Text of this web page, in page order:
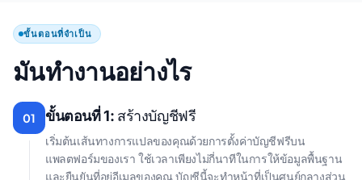
ขั้นตอนที่จำเป็น
มันทํางานอย่างไร
01 ขั้นตอนที่ 1: สร้างบัญชีฟรี
เริ่มต้นเส้นทางการแปลของคุณด้วยการตั้งค่าบัญชีฟรีบน
แพลตฟอร์มของเรา ใช้เวลาเพียงไม่กี่นาทีในการให้ข้อมูลพื้นฐาน
และยืนยันที่อยู่อีเมลของคุณ บัญชีนี้จะทำหน้าที่เป็นศูนย์กลางส่วน